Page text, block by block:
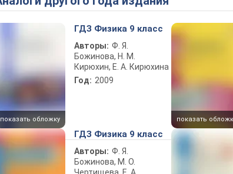
показать обложку
ГДЗ Физика 9 класс
Авторы: Ф. Я.
Божинова, Н. М.
Кирюхин, Е. А. Кирюхина
Год: 2009
показать
ГДЗ Физика 9 класс
Авторы: Ф. Я.
Божинова, М. О.